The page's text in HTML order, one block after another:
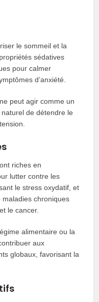
le sommeil et la
sédatives
pour calmer
d’anxiété.
peut agir comme un
de détendre le
riches en
lutter contre les
le stress oxydatif, et
chroniques
le cancer.
alimentaire ou la
aux
globaux, favorisant la